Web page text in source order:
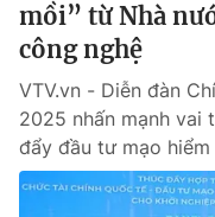
mồi” từ Nhà
công nghệ
VTV.vn - Diễn đàn
2025 nhấn mạnh vai
đẩy đầu tư mạo